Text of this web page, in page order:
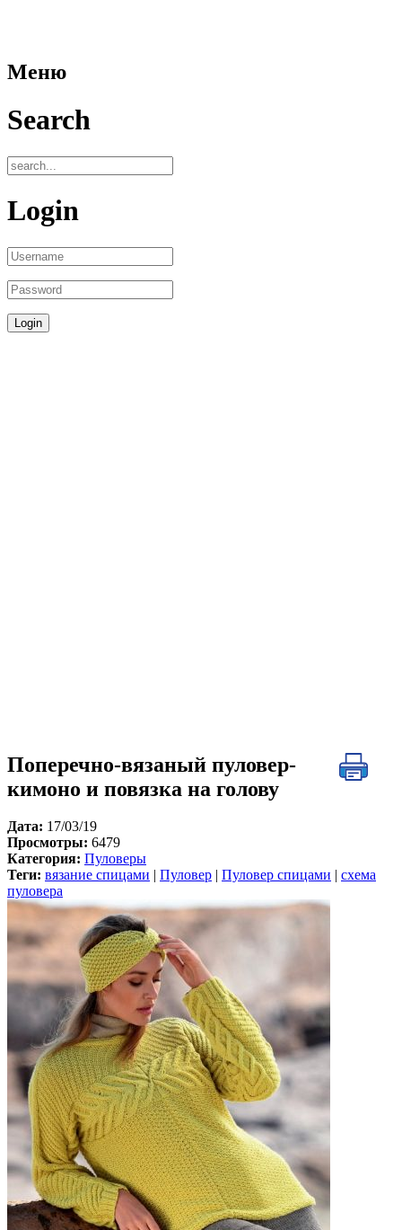
Меню
Search
Login
Поперечно-вязаный пуловер-
кимоно и повязка на голову
Дата: 17/03/19
Просмотры: 6479
Категория: Пуловеры
Теги: вязание спицами Пуловер Пуловер спицами
схема
пуловера